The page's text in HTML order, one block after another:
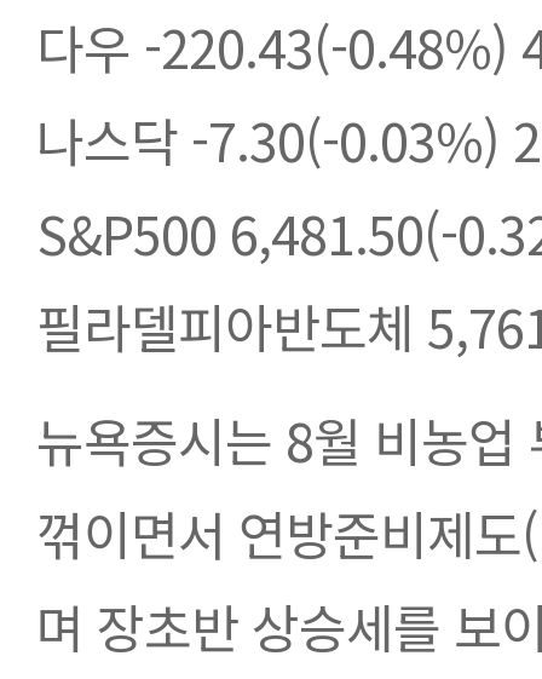
다우 -220.43(-0.48%)
나스닥 -7.30(-0.03%)
S&P500 6,481.50(-
필라델피아반도체
뉴욕증시는 8월 비농
꺾이면서 연방준비제
며 장초반 상승세를 보